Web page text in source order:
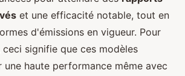
et une efficacité notable, tout en
d'émissions en vigueur. Pour
ceci signifie que ces modèles
une haute performance même avec